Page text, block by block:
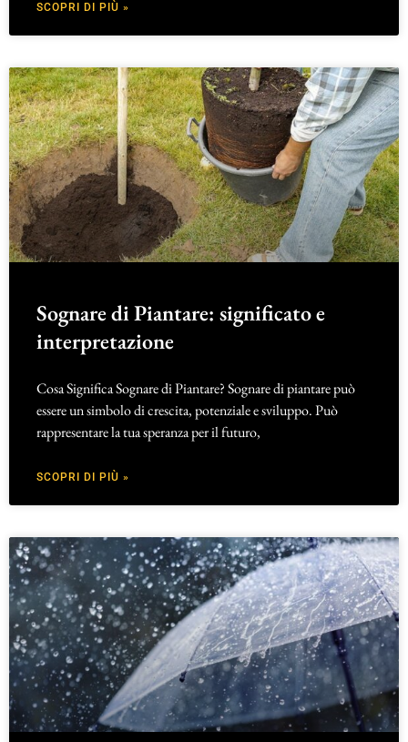
SCOPRI DI PIÙ »
Sognare di Piantare: significato e
interpretazione
Cosa Significa Sognare di Piantare? Sognare di piantare può
essere un simbolo di crescita, potenziale e sviluppo. Può
rappresentare la tua speranza per il futuro,
SCOPRI DI PIÙ »